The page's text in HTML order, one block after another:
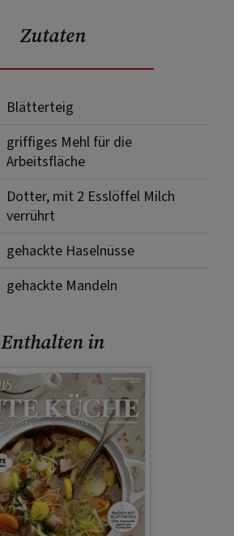
Zutaten
Blätterteig
griffiges Mehl für die
Arbeitsfläche
Dotter, mit 2 Esslöffel Milch
verrührt
gehackte Haselnüsse
gehackte Mandeln
Enthalten in